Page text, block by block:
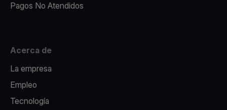
Pagos No Atendidos
Acerca de
La empresa
Empleo
Tecnología